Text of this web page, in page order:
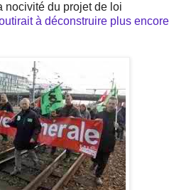
nocivité du projet de loi
à déconstruire plus encore